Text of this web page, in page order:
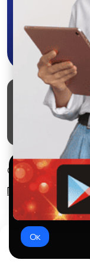
Скачать
Маркеты
Служба
Партнерка
© 2026 SALEX
Правила сервиса
Используем
технологии
Это чтобы сайт
соглашаетесь
Ок